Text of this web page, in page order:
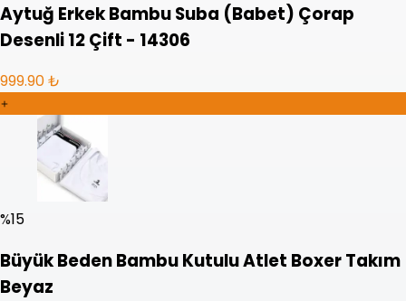
Aytuğ Erkek Bambu Suba (Babet) Çorap
Desenli 12 Çift - 14306
999.90 ₺
%15
Büyük Beden Bambu Kutulu Atlet Boxer Takım
Beyaz